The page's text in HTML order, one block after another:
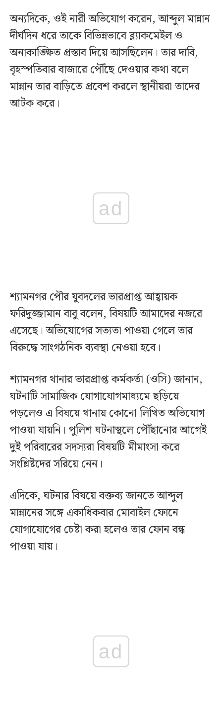
অন্যদিকে, ওই নারী অভিযোগ করেন, আব্দুল মান্নান
দীর্ঘদিন ধরে তাকে বিভিন্নভাবে ব্ল্যাকমেইল ও
অনাকাঙ্ক্ষিত প্রস্তাব দিয়ে আসছিলেন। তার দাবি,
বৃহস্পতিবার বাজারে পৌঁছে দেওয়ার কথা বলে
মান্নান তার বাড়িতে প্রবেশ করলে স্থানীয়রা তাদের
আটক করে।
ad
শ্যামনগর পৌর যুবদলের ভারপ্রাপ্ত আহ্বায়ক
ফরিদুজ্জামান বাবু বলেন, বিষয়টি আমাদের নজরে
এসেছে। অভিযোগের সত্যতা পাওয়া গেলে তার
বিরুদ্ধে সাংগঠনিক ব্যবস্থা নেওয়া হবে।
শ্যামনগর থানার ভারপ্রাপ্ত কর্মকর্তা (ওসি) জানান,
ঘটনাটি সামাজিক যোগাযোগমাধ্যমে ছড়িয়ে
পড়লেও এ বিষয়ে থানায় কোনো লিখিত অভিযোগ
পাওয়া যায়নি। পুলিশ ঘটনাস্থলে পৌঁছানোর আগেই
দুই পরিবারের সদস্যরা বিষয়টি মীমাংসা করে
সংশ্লিষ্টদের সরিয়ে নেন।
এদিকে, ঘটনার বিষয়ে বক্তব্য জানতে আব্দুল
মান্নানের সঙ্গে একাধিকবার মোবাইল ফোনে
যোগাযোগের চেষ্টা করা হলেও তার ফোন বন্ধ
পাওয়া যায়।
ad